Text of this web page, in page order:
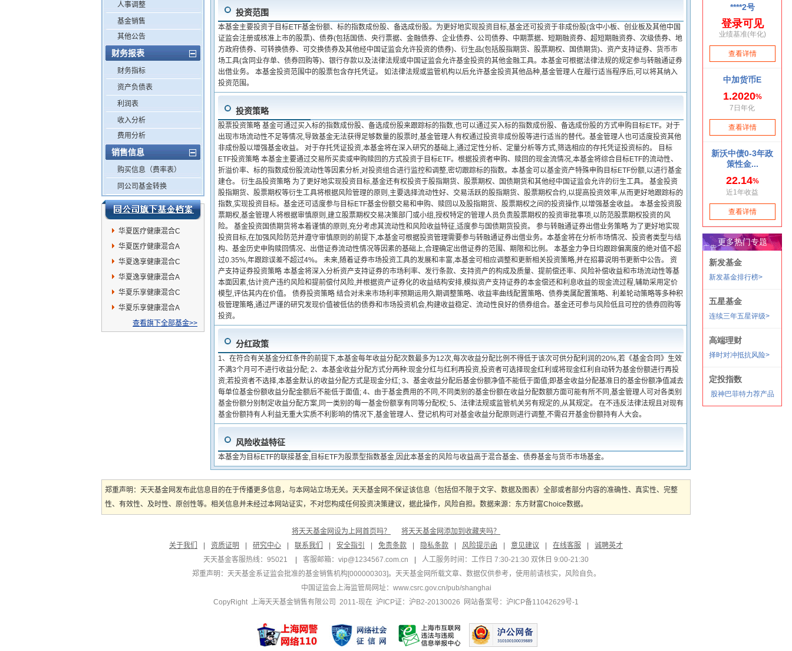
人事调整
基金销售
其他公告
财务报表
财务指标
资产负债表
利润表
收入分析
费用分析
销售信息
购买信息（费率表）
同公司基金转换
华夏医疗健康混合C
华夏医疗健康混合A
华夏逸享健康混合C
华夏逸享健康混合A
华夏乐享健康混合C
华夏乐享健康混合A
查看旗下全部基金>>
投资范围
本基金主要投资于目标ETF基金份额、标的指数成份股、备选成份股。为更好地实现投资目标,基金还可投资于非成份股(含中小板、创业板及其他中国
证监会注册或核准上市的股票)、债券(包括国债、央行票据、金融债券、企业债券、公司债券、中期票据、短期融资券、超短期融资券、次级债券、地
方政府债券、可转换债券、可交换债券及其他经中国证监会允许投资的债券)、衍生品(包括股指期货、股票期权、国债期货)、资产支持证券、货币市
场工具(含同业存单、债券回购等)、银行存款以及法律法规或中国证监会允许基金投资的其他金融工具。本基金可根据法律法规的规定参与转融通证券
出借业务。 本基金投资范围中的股票包含存托凭证。 如法律法规或监管机构以后允许基金投资其他品种,基金管理人在履行适当程序后,可以将其纳入
投资范围。
投资策略
股票投资策略 基金可通过买入标的指数成份股、备选成份股来跟踪标的指数,也可以通过买入标的指数成份股、备选成份股的方式申购目标ETF。对于
出现市场流动性不足等情况,导致基金无法获得足够数量的股票时,基金管理人有权通过投资非成份股等进行适当的替代。基金管理人也可适度投资其他
非成份股以增强基金收益。 对于存托凭证投资,本基金将在深入研究的基础上,通过定性分析、定量分析等方式,筛选相应的存托凭证投资标的。 目标
ETF投资策略 本基金主要通过交易所买卖或申购赎回的方式投资于目标ETF。根据投资者申购、赎回的现金流情况,本基金将综合目标ETF的流动性、
折溢价率、标的指数成份股流动性等因素分析,对投资组合进行监控和调整,密切跟踪标的指数。本基金可以基金资产特殊申购目标ETF份额,以进行基金
建仓。 衍生品投资策略 为了更好地实现投资目标,基金还有权投资于股指期货、股票期权、国债期货和其他经中国证监会允许的衍生工具。 基金投资
股指期货、股票期权等衍生工具将根据风险管理的原则,主要选择流动性好、交易活跃的股指期货、股票期权合约,以提高投资效率,从而更好地跟踪标的
指数,实现投资目标。基金还可适度参与目标ETF基金份额交易和申购、赎回以及股指期货、股票期权之间的投资操作,以增强基金收益。 本基金投资股
票期权,基金管理人将根据审慎原则,建立股票期权交易决策部门或小组,授权特定的管理人员负责股票期权的投资审批事项,以防范股票期权投资的风
险。 基金投资国债期货将本着谨慎的原则,充分考虑其流动性和风险收益特征,适度参与国债期货投资。 参与转融通证券出借业务策略 为了更好地实现
投资目标,在加强风险防范并遵守审慎原则的前提下,本基金可根据投资管理需要参与转融通证券出借业务。本基金将在分析市场情况、投资者类型与结
构、基金历史申购赎回情况、出借证券流动性情况等因素的基础上,合理确定出借证券的范围、期限和比例。 本基金力争日均跟踪偏离度的绝对值不超
过0.35%,年跟踪误差不超过4%。 未来,随着证券市场投资工具的发展和丰富,本基金可相应调整和更新相关投资策略,并在招募说明书更新中公告。 资
产支持证券投资策略 本基金将深入分析资产支持证券的市场利率、发行条款、支持资产的构成及质量、提前偿还率、风险补偿收益和市场流动性等基
本面因素,估计资产违约风险和提前偿付风险,并根据资产证券化的收益结构安排,模拟资产支持证券的本金偿还和利息收益的现金流过程,辅助采用定价
模型,评估其内在价值。 债券投资策略 结合对未来市场利率预期运用久期调整策略、收益率曲线配置策略、债券类属配置策略、利差轮动策略等多种积
极管理策略,通过严谨的研究发现价值被低估的债券和市场投资机会,构建收益稳定、流动性良好的债券组合。基金还可参与风险低且可控的债券回购等
投资。
分红政策
1、在符合有关基金分红条件的前提下,本基金每年收益分配次数最多为12次,每次收益分配比例不得低于该次可供分配利润的20%,若《基金合同》生效
不满3个月可不进行收益分配; 2、本基金收益分配方式分两种:现金分红与红利再投资,投资者可选择现金红利或将现金红利自动转为基金份额进行再投
资;若投资者不选择,本基金默认的收益分配方式是现金分红; 3、基金收益分配后基金份额净值不能低于面值;即基金收益分配基准日的基金份额净值减去
每单位基金份额收益分配金额后不能低于面值; 4、由于基金费用的不同,不同类别的基金份额在收益分配数额方面可能有所不同,基金管理人可对各类别
基金份额分别制定收益分配方案,同一类别的每一基金份额享有同等分配权; 5、法律法规或监管机关另有规定的,从其规定。 在不违反法律法规且对现有
基金份额持有人利益无重大实质不利影响的情况下,基金管理人、登记机构可对基金收益分配原则进行调整,不需召开基金份额持有人大会。
风险收益特征
本基金为目标ETF的联接基金,目标ETF为股票型指数基金,因此本基金的风险与收益高于混合基金、债券基金与货币市场基金。
郑重声明：天天基金网发布此信息目的在于传播更多信息，与本网站立场无关。天天基金网不保证该信息（包括但不限于文字、数据及图表）全部或者部分内容的准确性、真实性、完整
性、有效性、及时性、原创性等。相关信息并未经过本网站证实，不对您构成任何投资决策建议，据此操作，风险自担。数据来源：东方财富Choice数据。
将天天基金网设为上网首页吗？
将天天基金网添加到收藏夹吗？
关于我们
资质证明 研究中心 联系我们 安全指引 免责条款 隐私条款 风险提示函 意见建议 在线客服
诚聘英才
天天基金客服热线：95021
客服邮箱： vip@1234567.com.cn
人工服务时间：工作日 7:30-21:30 双休日 9:00-21:30
郑重声明： 天天基金系证监会批准的基金销售机构[000000303]。天天基金网所载文章、数据仅供参考，使用前请核实，风险自负。
中国证监会上海监管局网址： www.csrc.gov.cn/pub/shanghai
CopyRight 上海天天基金销售有限公司 2011-现在 沪ICP证：沪B2-20130026
网站备案号：沪ICP备11042629号-1